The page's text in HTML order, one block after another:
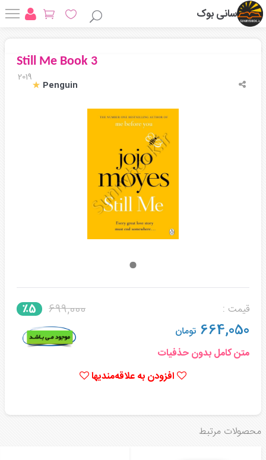
سانی بوک
Still Me Book 3
2019
Penguin
قیمت : 699,000 ٪5
664,050 تومان
متن کامل بدون حذفیات
افزودن به علاقه‌مندیها
محصولات مرتبط